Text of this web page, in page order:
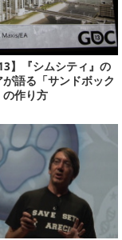
】『シムシティ』の
語る「サンドボック
の作り方